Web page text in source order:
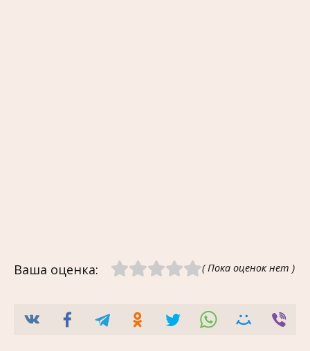
Ваша оценка: ( Пока оценок нет )